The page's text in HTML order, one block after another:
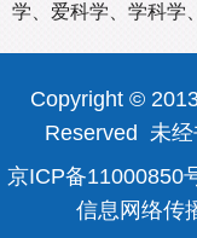
学、爱科学、学科学
Copyright ©
Reserved 未经
京ICP备11000850
信息网络传